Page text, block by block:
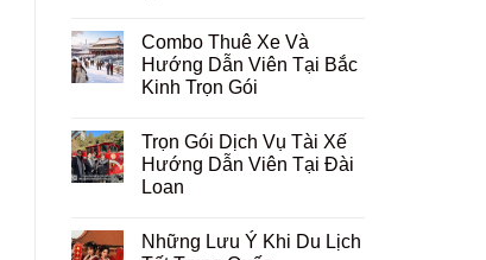
Combo Thuê Xe Và
Hướng Dẫn Viên Tại Bắc
Kinh Trọn Gói
Trọn Gói Dịch Vụ Tài Xế
Hướng Dẫn Viên Tại Đài
Loan
Những Lưu Ý Khi Du Lịch